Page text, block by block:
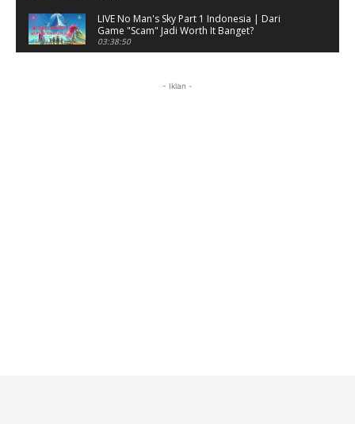
LIVE No Man's Sky Part 1 Indonesia | Dari
Game "Scam" Jadi Worth It Banget?
03:38:50
- Iklan -